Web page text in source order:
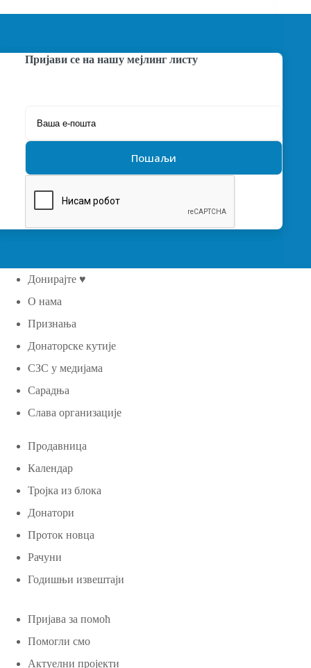
Пријави се на нашу мејлинг листу
Донирајте ♥
О нама
Признања
Донаторске кутије
СЗС у медијама
Сарадња
Слава организације
Продавница
Календар
Тројка из блока
Донатори
Проток новца
Рачуни
Годишњи извештаји
Пријава за помоћ
Помогли смо
Актуелни пројекти